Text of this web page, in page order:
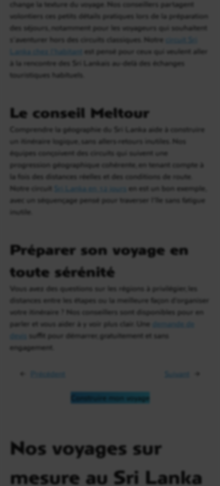
change la texture du voyage. Nos conseillers partagent
volontiers ces petits détails pratiques lors de la préparation
des séjours, notamment pour les voyageurs qui souhaitent
s’aventurer hors des circuits classiques. Notre
Lanka chez l’habitant
est pensé pour ceux qui veulent aller
à la rencontre des Sri Lankais au-delà des échanges
touristiques habituels.
Le conseil Meltour
Comprendre la géographie du Sri Lanka aide à construire
un itinéraire logique, sans allers-retours inutiles. Nos
équipes conçoivent des circuits qui suivent une
progression géographique cohérente, en tenant compte à
la fois des distances réelles et des conditions de route.
Notre circuit
Sri Lanka en 12 jours
en est un bon exemple,
avec un séquençage pensé pour traverser l’île sans fatigue
inutile.
Préparer son voyage en
toute sérénité
Vous avez des questions sur les régions à privilégier, les
distances entre les étapes ou la meilleure façon d’organiser
votre itinéraire ? Nos conseillers sont disponibles pour en
parler et vous aider à y voir plus clair. Une
demande de
suffit pour démarrer, gratuitement et sans
engagement.
← Suivant →
Construire mon voyage
Nos voyages sur
mesure au Sri Lanka